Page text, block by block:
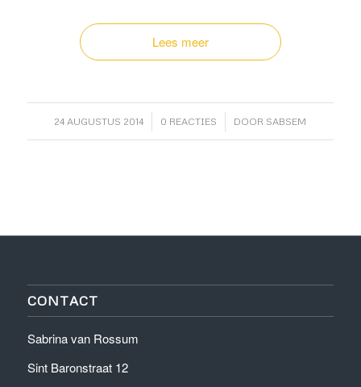
Lees meer
24 AUGUSTUS 2014
/ 0 REACTIES
/ DOOR SABSEM
CONTACT
Sabrina van Rossum
Sint Baronstraat 12